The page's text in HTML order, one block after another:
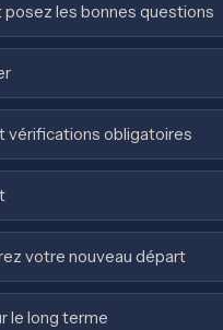
les bonnes questions
vérifications obligatoires
votre nouveau départ
le long terme